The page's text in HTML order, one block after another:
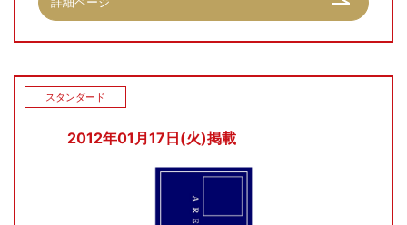
2012年01月17日(火)掲載
スタンダード